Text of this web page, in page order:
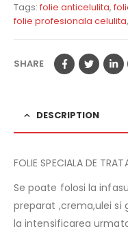
Tags: folie anticelulita,
folie profesionala celulita,
SHARE
DESCRIPTION
FOLIE SPECIALA DE
Se poate folosi la
preparat ,crema,ulei si
la intensificarea